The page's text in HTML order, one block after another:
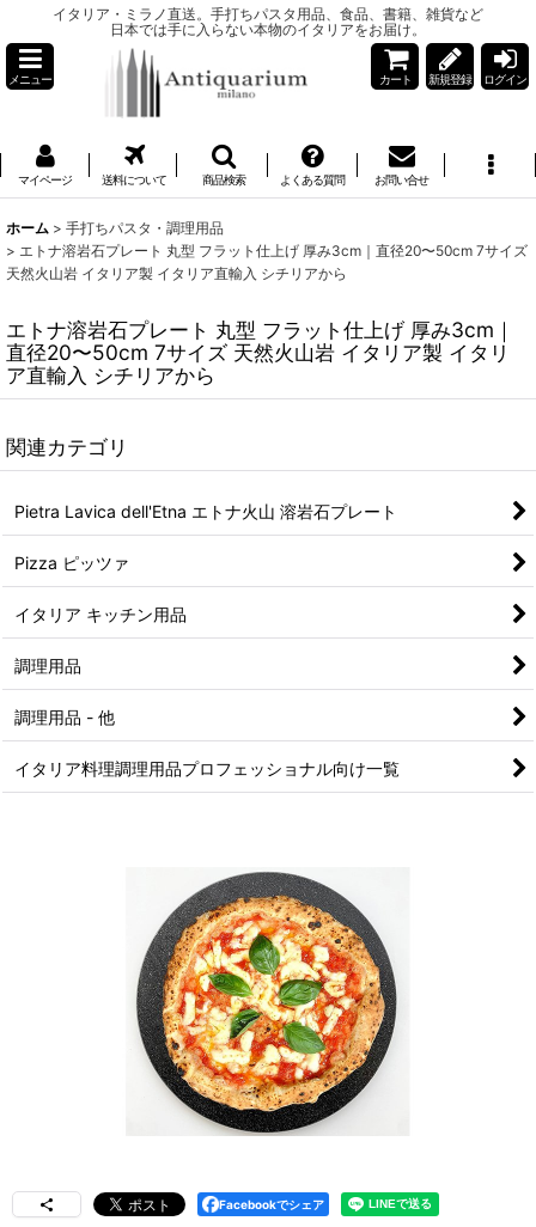
イタリア・ミラノ直送。手打ちパスタ用品、食品、書籍、雑貨など
日本では手に入らない本物のイタリアをお届け。
メニュー カート 新規登録 ログイン
マイページ 送料について 商品検索 よくある質問 お問い合せ
ホーム > 手打ちパスタ・調理用品
> エトナ溶岩石プレート 丸型 フラット仕上げ 厚み3cm｜直径20〜50cm 7サイズ
天然火山岩 イタリア製 イタリア直輸入 シチリアから
エトナ溶岩石プレート 丸型 フラット仕上げ 厚み3cm｜
直径20〜50cm 7サイズ 天然火山岩 イタリア製 イタリ
ア直輸入 シチリアから
関連カテゴリ
Pietra Lavica dell'Etna エトナ火山 溶岩石プレート
Pizza ピッツァ
イタリア キッチン用品
調理用品
調理用品 - 他
イタリア料理調理用品プロフェッショナル向け一覧
Facebookでシェア